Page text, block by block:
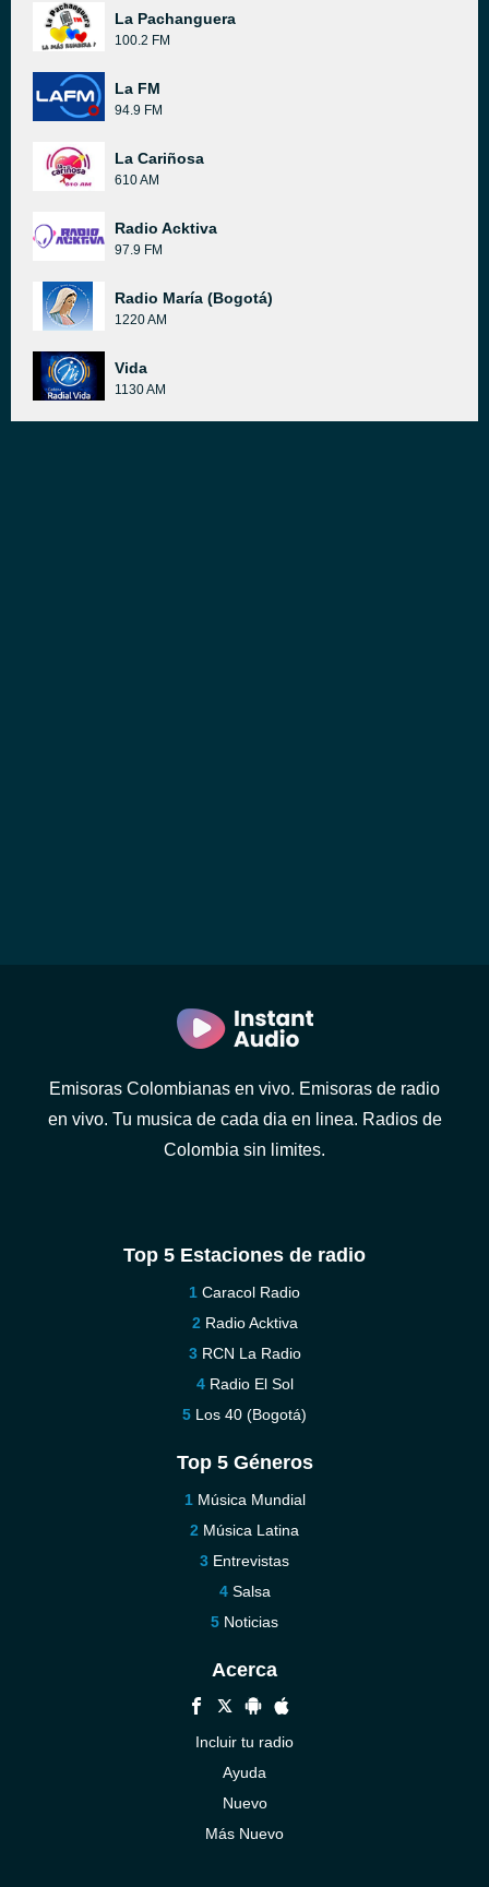
La Pachanguera
100.2 FM
La FM
94.9 FM
La Cariñosa
610 AM
Radio Acktiva
97.9 FM
Radio María (Bogotá)
1220 AM
Vida
1130 AM
Emisoras Colombianas en vivo. Emisoras de radio
en vivo. Tu musica de cada dia en linea. Radios de
Colombia sin limites.
Top 5 Estaciones de radio
Caracol Radio
Radio Acktiva
RCN La Radio
Radio El Sol
Los 40 (Bogotá)
Top 5 Géneros
Música Mundial
Música Latina
Entrevistas
Salsa
Noticias
Acerca
Incluir tu radio
Ayuda
Nuevo
Más Nuevo